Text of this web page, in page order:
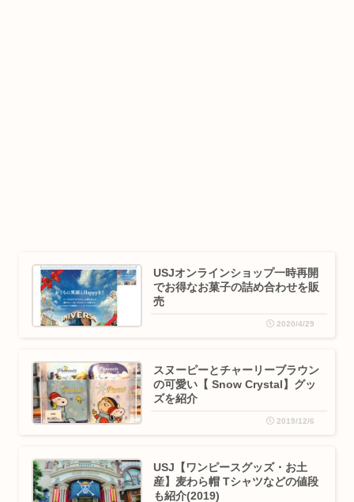
USJオンラインショップ一時再開
でお得なお菓子の詰め合わせを販
売
2020/4/29
スヌーピーとチャーリーブラウン
の可愛い【 Snow Crystal】グッ
ズを紹介
2019/12/6
USJ【ワンピースグッズ・お土
産】麦わら帽 Tシャツなどの値段
も紹介(2019)